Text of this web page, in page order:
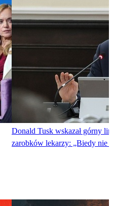
Donald Tusk wskazał górny
zarobków lekarzy: „Biedy nie